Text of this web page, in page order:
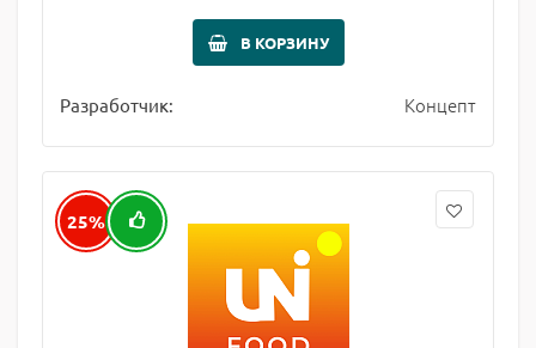
В КОРЗИНУ
Разработчик: Концепт
25%